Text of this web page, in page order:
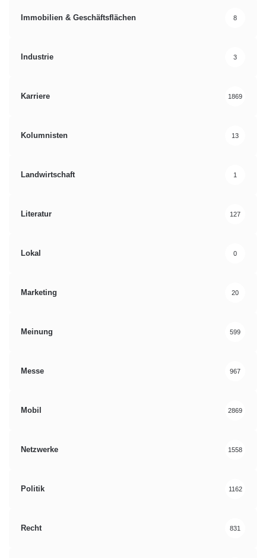
Immobilien & Geschäftsflächen 8
Industrie 3
Karriere 1869
Kolumnisten 13
Landwirtschaft 1
Literatur 127
Lokal 0
Marketing 20
Meinung 599
Messe 967
Mobil 2869
Netzwerke 1558
Politik 1162
Recht 831